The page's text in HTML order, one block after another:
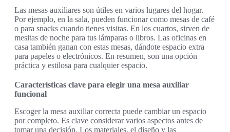
Las mesas auxiliares son útiles en varios lugares del hogar.
Por ejemplo, en la sala, pueden funcionar como mesas de café
o para snacks cuando tienes visitas. En los cuartos, sirven de
mesitas de noche para tus lámparas o libros. Las oficinas en
casa también ganan con estas mesas, dándote espacio extra
para papeles o electrónicos. En resumen, son una opción
práctica y estilosa para cualquier espacio.
Características clave para elegir una mesa auxiliar
funcional
Escoger la mesa auxiliar correcta puede cambiar un espacio
por completo. Es clave considerar varios aspectos antes de
tomar una decisión. Los materiales, el diseño y las